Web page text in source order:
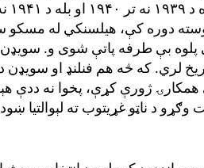
د ۱۹۳۹ نه تر ۱۹۴۰ او بله د ۱۹۴۱
دوره کې، هیلسنکي له مسکو
پلوه بې طرفه پاتې شوی و. سویډن
لري. که څه هم فنلنډ او سویډن
ژورې کړې، پخوا نه ددې
وګړو د ناټو غړيتوب ته لېوالتیا